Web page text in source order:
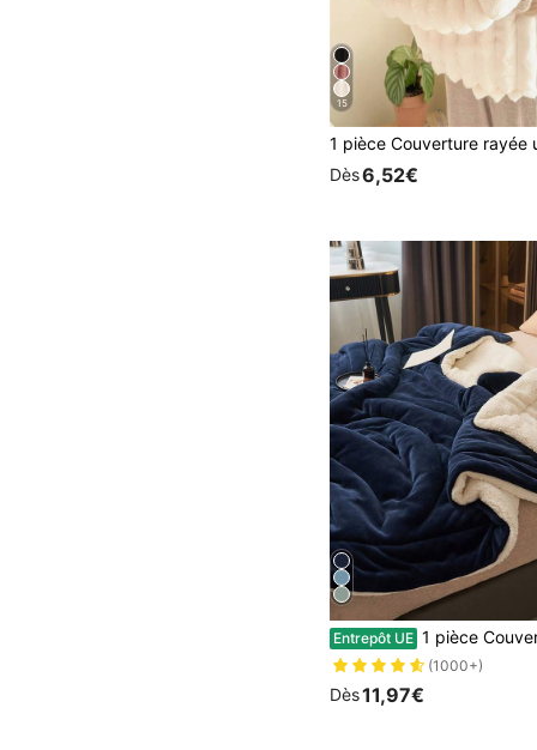
15
Dès6,52€
Entrepôt UE 1 pièce Couverture douce et confortable en laine d'agneau velours de couleur bleu foncé, à double
(1000+)
Dès11,97€